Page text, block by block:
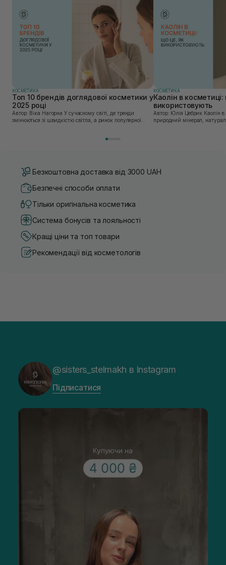
КОСМЕТИКА
Топ 10 брендів доглядової косметики у
2025 році
Автор: Віка Нагорна У сучасному світі, де тренди
змінюються зі швидкістю світла, а ринок популярної
КОСМЕТИКА
Каолін в
використовують
Автор: Юлія Цебрик Каолін в косметології – це
природний мінерал,
Безкоштовна доставка від 3000 UAH
Безпечні способи оплати
Тільки оригінальна косметика
Система бонусів та лояльності
Кращі ціни та топ товари
Рекомендації від косметологів
@sisters_stelmakh в Instagram
Підписатися